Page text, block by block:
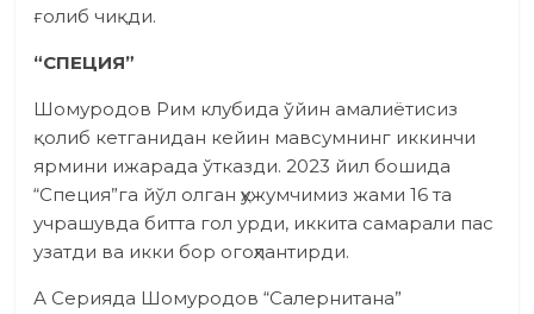
ғолиб чиқди.
“СПЕЦИЯ”
Шомуродов Рим клубида ўйин амалиётисиз
қолиб кетганидан кейин мавсумнинг иккинчи
ярмини ижарада ўтказди. 2023 йил бошида
“Специя”га йўл олган ҳужумчимиз жами 16 та
учрашувда битта гол урди, иккита самарали пас
узатди ва икки бор огоҳлантирди.
А Серияда Шомуродов “Салернитана”